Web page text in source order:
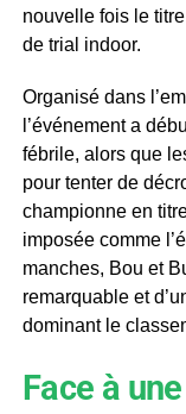
nouvelle fois le
de trial indoor.
Organisé dans
l’événement a
fébrile, alors que
pour tenter de
championne en
imposée comme
manches, Bou et
remarquable et
dominant le
Face à